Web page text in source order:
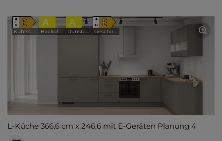
A
↑
G E
Kühlschrank
A
Backofen
A
Dunstabzugshaube
A
↑
G E
Geschirrspüler
L-Küche 366,6 cm x 246,6 mit E-Geräten Planung 4